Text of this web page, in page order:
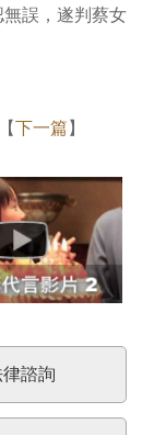
誤，遂判蔡女
下一篇 】
諮詢